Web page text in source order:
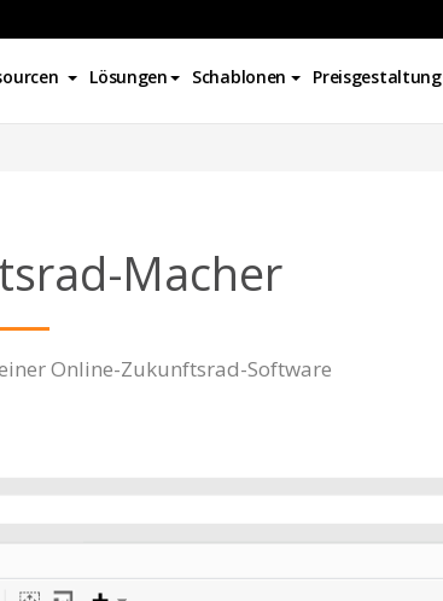
Lösungen Schablonen Preisgestaltung
Macher
Online-Zukunftsrad-Software